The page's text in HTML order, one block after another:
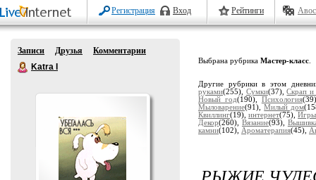
Регистрация Вход Рейтинги
Записи Друзья
Комментарии
Katra I
Выбрана рубрика Мастер-класс
Другие рубрики в этом
руками(255), Сумки(37),Скрап и
Новый год(190), Психология
Мыловарение(91),Милый дом
Квиллинг(19),интернет(75),
Декор(260), Вязание(93),
камни(102), Ароматерапия(45),
РЫЖИЕ